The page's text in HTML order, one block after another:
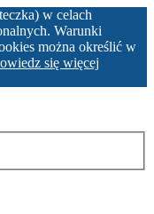
w celach
Warunki
można określić w
się więcej